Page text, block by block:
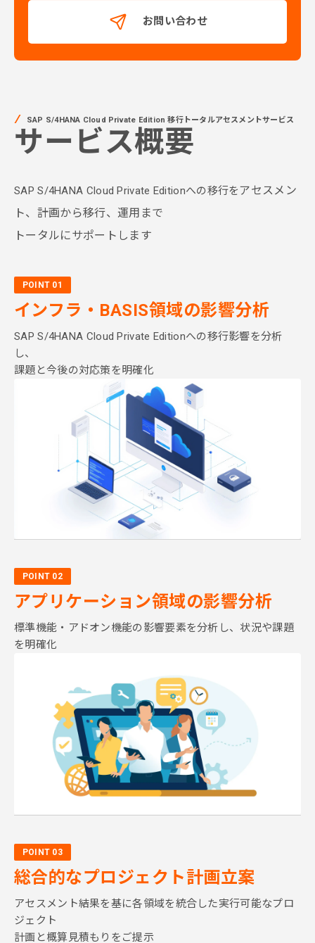
お問い合わせ
SAP S/4HANA Cloud Private Edition 移行トータルアセスメントサービス
サービス概要
SAP S/4HANA Cloud Private Editionへの移行をアセスメン
ト、計画から移行、運用まで
トータルにサポートします
POINT 01
インフラ・BASIS領域の影響分析
SAP S/4HANA Cloud Private Editionへの移行影響を分析
し、
課題と今後の対応策を明確化
POINT 02
アプリケーション領域の影響分析
標準機能・アドオン機能の影響要素を分析し、状況や課題
を明確化
POINT 03
総合的なプロジェクト計画立案
アセスメント結果を基に各領域を統合した実行可能なプロ
ジェクト
計画と概算見積もりをご提示